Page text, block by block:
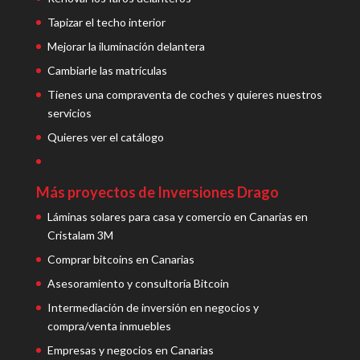
Tapizar el techo interior
Mejorar la iluminación delantera
Cambiarle las matrículas
Tienes una compraventa de coches y quieres nuestros
servicios
Quieres ver el catálogo
Más proyectos de Inversiones Drago
Láminas solares para casa y comercio en Canarias en
Cristalam 3M
Comprar bitcoins en Canarias
Asesoramiento y consultoría Bitcoin
Intermediación de inversión en negocios y
compra/venta inmuebles
Empresas y negocios en Canarias